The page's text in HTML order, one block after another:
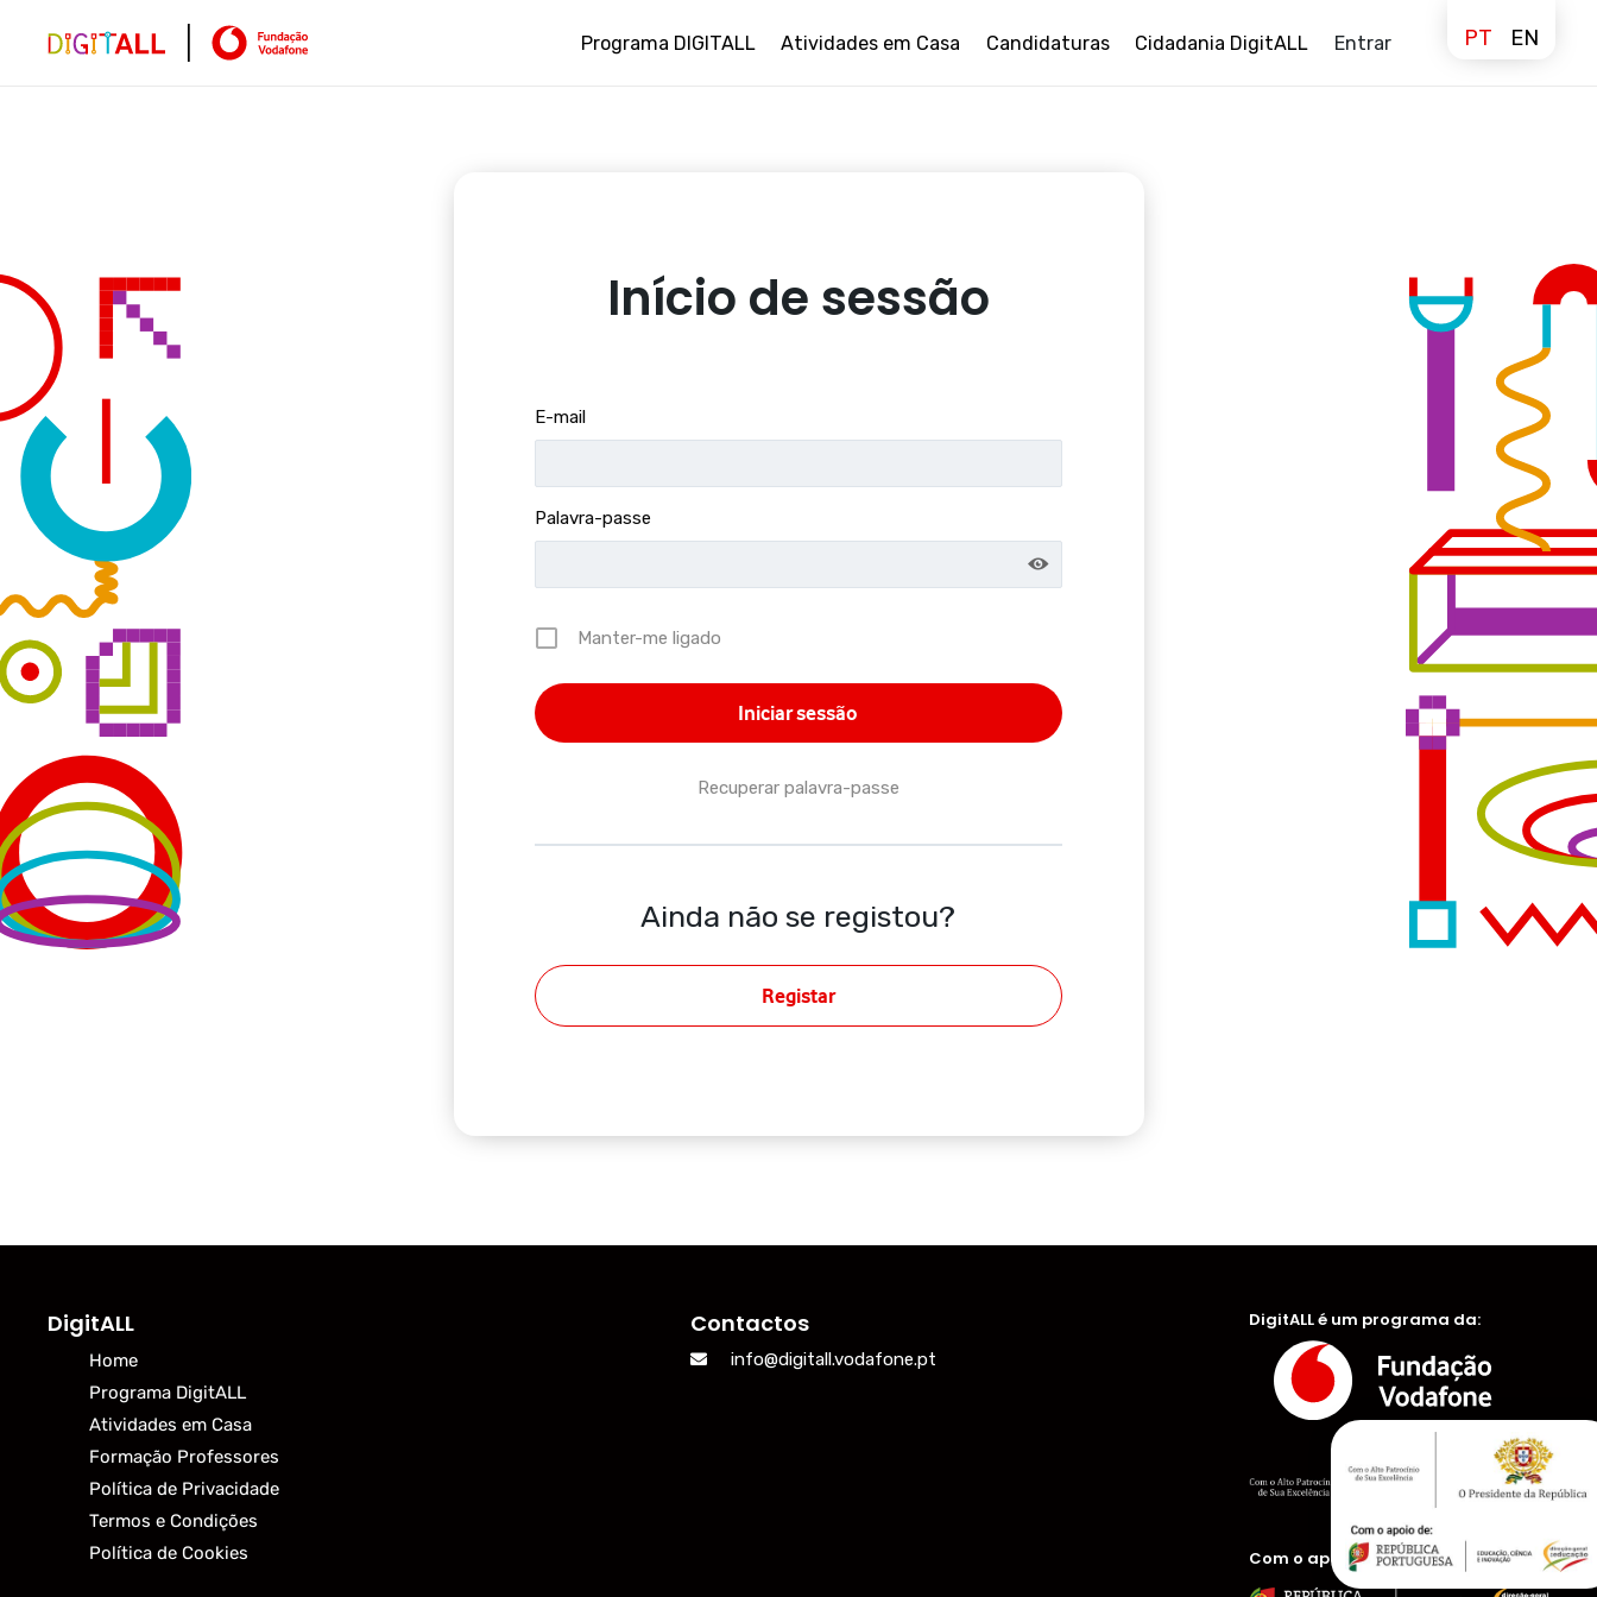
Programa DIGITALL Atividades em Casa Candidaturas Cidadania DigitALL Entrar PT EN
Início de sessão
E-mail
Palavra-passe
Manter-me ligado
Recuperar palavra-passe
Ainda não se registou?
Registar
DigitALL
Home
Programa DigitALL
Atividades em Casa
Formação Professores
Política de Privacidade
Termos e Condições
Política de Cookies
Contactos
info@digitall.vodafone.pt
DigitALL é um programa da:
Com o apoio de: